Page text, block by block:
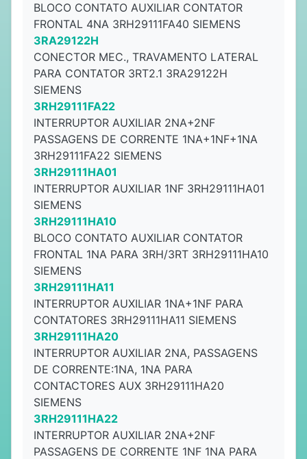
BLOCO CONTATO AUXILIAR CONTATOR
FRONTAL 4NA 3RH29111FA40 SIEMENS
3RA29122H
CONECTOR MEC., TRAVAMENTO LATERAL
PARA CONTATOR 3RT2.1 3RA29122H
SIEMENS
3RH29111FA22
INTERRUPTOR AUXILIAR 2NA+2NF
PASSAGENS DE CORRENTE 1NA+1NF+1NA
3RH29111FA22 SIEMENS
3RH29111HA01
INTERRUPTOR AUXILIAR 1NF 3RH29111HA01
SIEMENS
3RH29111HA10
BLOCO CONTATO AUXILIAR CONTATOR
FRONTAL 1NA PARA 3RH/3RT 3RH29111HA10
SIEMENS
3RH29111HA11
INTERRUPTOR AUXILIAR 1NA+1NF PARA
CONTATORES 3RH29111HA11 SIEMENS
3RH29111HA20
INTERRUPTOR AUXILIAR 2NA, PASSAGENS
DE CORRENTE:1NA, 1NA PARA
CONTACTORES AUX 3RH29111HA20
SIEMENS
3RH29111HA22
INTERRUPTOR AUXILIAR 2NA+2NF
PASSAGENS DE CORRENTE 1NF 1NA PARA